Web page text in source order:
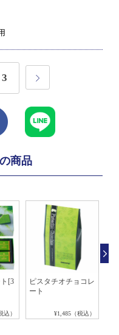
3
商品
[3
込）
ピスタチオチョコレ
ート
¥1,485（税込）